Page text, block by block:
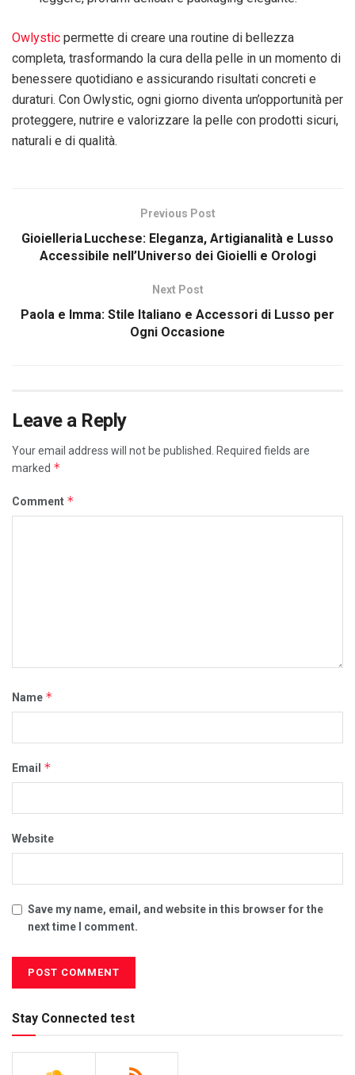
Owlystic permette di creare una routine di bellezza
completa, trasformando la cura della pelle in un momento di
benessere quotidiano e assicurando risultati concreti e
duraturi. Con Owlystic, ogni giorno diventa un’opportunità per
proteggere, nutrire e valorizzare la pelle con prodotti sicuri,
naturali e di qualità.
Previous Post
Gioielleria Lucchese: Eleganza, Artigianalità e Lusso
Accessibile nell’Universo dei Gioielli e Orologi
Next Post
Paola e Imma: Stile Italiano e Accessori di Lusso per
Ogni Occasione
Leave a Reply
Your email address will not be published.
Required fields are
marked *
Comment *
Name *
Email *
Website
Save my name, email, and website in this browser for the
next time I comment.
Stay Connected test